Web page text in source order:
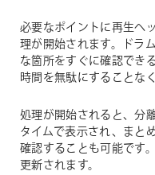
必要なポイントに再生ヘ
理が開始されます。ドラ
な箇所をすぐに確認でき
時間を無駄にすることな
処理が開始されると、分
タイムで表示され、まと
確認することも可能です
更新されます。